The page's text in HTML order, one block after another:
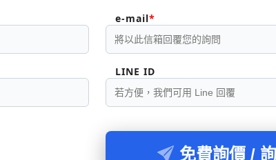
e-mail
LINE ID
免費詢價 /